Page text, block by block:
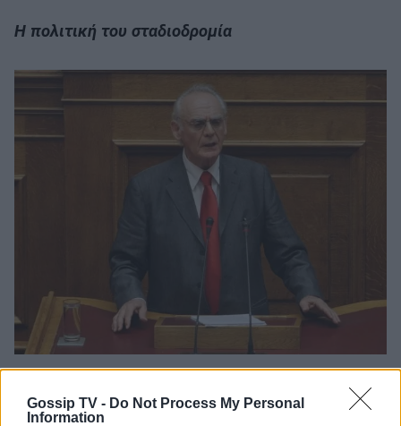
Gossip TV - Do Not Process My Personal
Information
Η πολιτική του σταδιοδρομία
Το 1968 γνώρισε στη Φρανκφούρτη τον Ανδρέα
Παπανδρέου και το 1970 έγινε μέλος του